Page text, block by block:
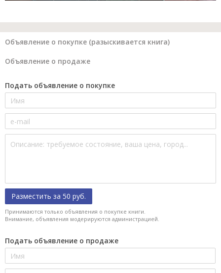
Объявление о покупке (разыскивается книга)
Объявление о продаже
Подать объявление о покупке
Разместить за 50 руб.
Принимаются только объявления о покупке книги.
Внимание, объявления модерируются администрацией.
Подать объявление о продаже